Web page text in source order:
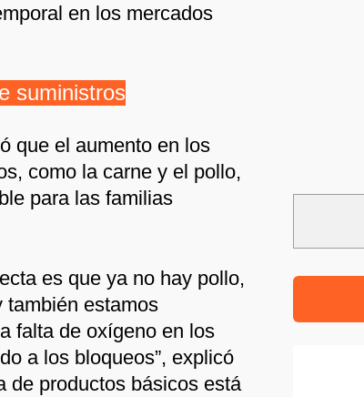
en los mercados
suministros
que el aumento en los
como la carne y el pollo,
para las familias
es que ya no hay pollo,
también estamos
falta de oxígeno en los
a los bloqueos”, explicó
de productos básicos está